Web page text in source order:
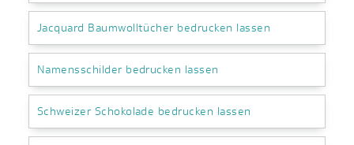
Jacquard Baumwolltücher bedrucken lassen
Namensschilder bedrucken lassen
Schweizer Schokolade bedrucken lassen